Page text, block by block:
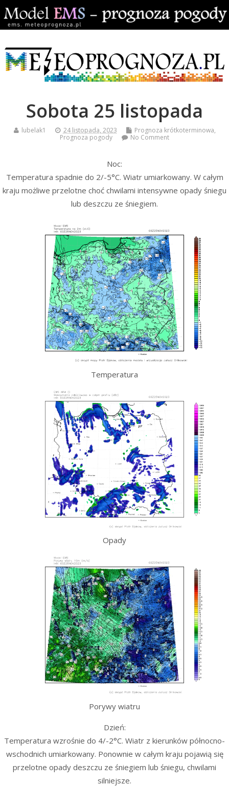
Sobota 25 listopada
lubelak1 24 listopada, 2023 Prognoza krótkoterminowa,
Prognoza pogody
No Comment
Noc:
Temperatura spadnie do 2/-5°C. Wiatr umiarkowany. W całym
kraju możliwe przelotne choć chwilami intensywne opady śniegu
lub deszczu ze śniegiem.
Temperatura
Opady
Porywy wiatru
Dzień:
Temperatura wzrośnie do 4/-2°C. Wiatr z kierunków północno-
wschodnich umiarkowany. Ponownie w całym kraju pojawią się
przelotne opady deszczu ze śniegiem lub śniegu, chwilami
silniejsze.